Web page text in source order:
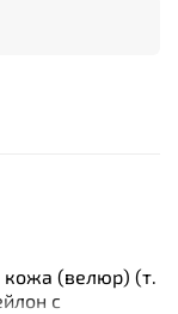
кожа (велюр) (т.
с